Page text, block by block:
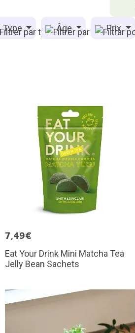
Type Âge Prix
7,49€
Eat Your Drink Mini Matcha Tea
Jelly Bean Sachets